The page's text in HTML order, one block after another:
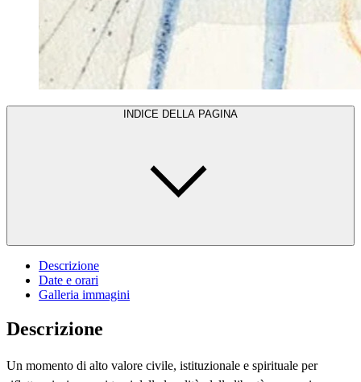
INDICE DELLA PAGINA
Descrizione
Date e orari
Galleria immagini
Descrizione
Un momento di alto valore civile, istituzionale e spirituale per